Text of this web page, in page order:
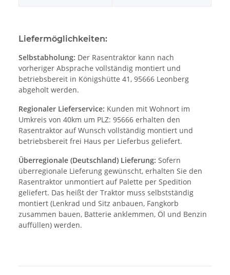
Liefermöglichkeiten:
Selbstabholung: Der Rasentraktor kann nach
vorheriger Absprache vollständig montiert und
betriebsbereit in Königshütte 41, 95666 Leonberg
abgeholt werden.
Regionaler Lieferservice: Kunden mit Wohnort im
Umkreis von 40km um PLZ: 95666 erhalten den
Rasentraktor auf Wunsch vollständig montiert und
betriebsbereit frei Haus per Lieferbus geliefert.
Überregionale (Deutschland) Lieferung: Sofern
überregionale Lieferung gewünscht, erhalten Sie den
Rasentraktor unmontiert auf Palette per Spedition
geliefert. Das heißt der Traktor muss selbstständig
montiert (Lenkrad und Sitz anbauen, Fangkorb
zusammen bauen, Batterie anklemmen, Öl und Benzin
auffüllen) werden.